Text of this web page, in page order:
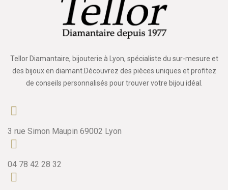
Tellor Diamantaire, bijouterie à Lyon, spécialiste du sur-mesure et
des bijoux en diamant.Découvrez des pièces uniques et profitez
de conseils personnalisés pour trouver votre bijou idéal.
3 rue Simon Maupin 69002 Lyon
04 78 42 28 32